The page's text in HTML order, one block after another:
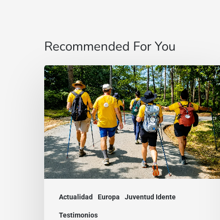
Recommended For You
Actualidad Europa Juventud Idente
Testimonios
“Estoy
contigo”
:
De
Brasil
a
la
testimonios